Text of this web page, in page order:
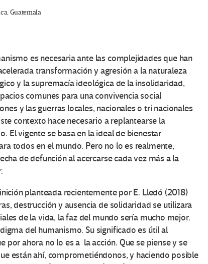
,Guatemala
es necesaria ante las complejidades que han
transformación y agresión a la naturaleza
y la supremacía ideológica de la insolidaridad,
comunes para una convivencia social
y las guerras locales, nacionales o tri nacionales
contexto hace necesario a replantearse la
El vigente se basa en la ideal de bienestar
todos en el mundo. Pero no lo es realmente,
de defunción al acercarse cada vez más a la
planteada recientemente por E. Lledó (2018)
destrucción y ausencia de solidaridad se utilizara
de la vida, la faz del mundo sería mucho mejor.
del humanismo. Su significado es útil al
por ahora no lo es a la acción. Que se piense y se
están ahí, comprometiéndonos, y haciendo posible